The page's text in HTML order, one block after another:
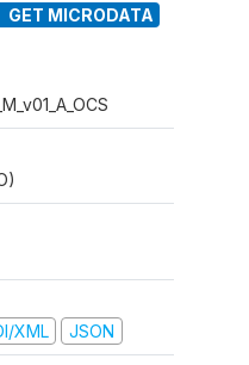
GET MICRODATA
XML JSON